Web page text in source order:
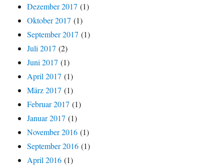
Dezember 2017 (1)
Oktober 2017 (1)
September 2017 (1)
Juli 2017 (2)
Juni 2017 (1)
April 2017 (1)
März 2017 (1)
Februar 2017 (1)
Januar 2017 (1)
November 2016 (1)
September 2016 (1)
April 2016 (1)